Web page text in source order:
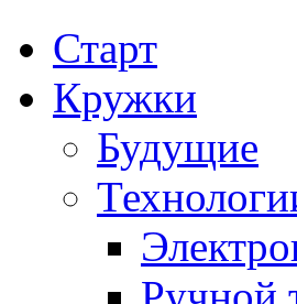
Старт
Кружки
Будущие